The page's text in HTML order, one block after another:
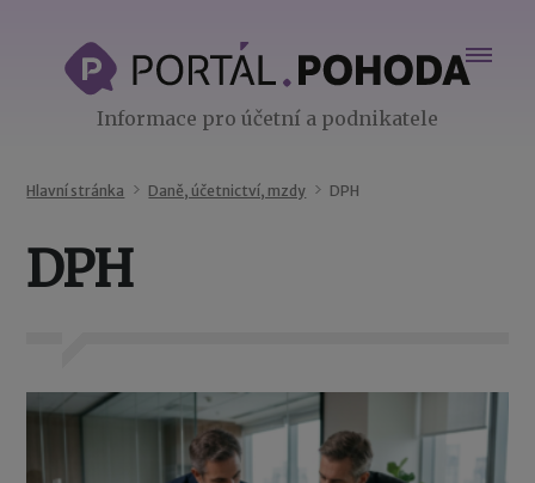
Informace pro účetní a podnikatele
Hlavní stránka Daně, účetnictví, mzdy DPH
DPH